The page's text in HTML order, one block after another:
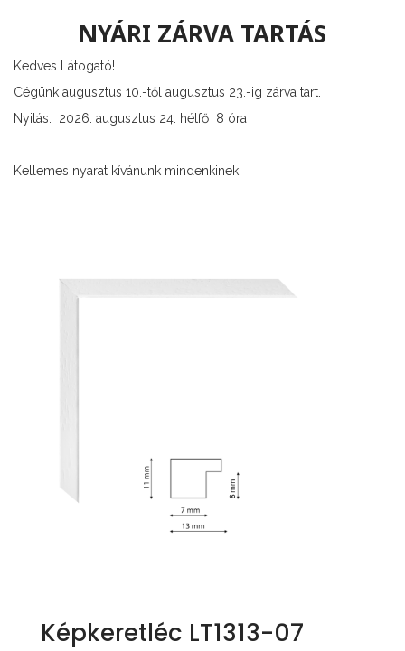
NYÁRI ZÁRVA TARTÁS
Kedves Látogató!
Cégünk augusztus 10.-től augusztus 23.-ig zárva tart.
Nyitás: 2026. augusztus 24. hétfő 8 óra
Kellemes nyarat kívánunk mindenkinek!
Képkeretléc LT1313-07